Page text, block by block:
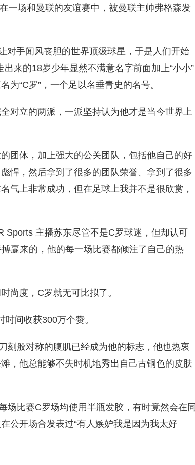
一场和曼联的友谊赛中，被曼联主帅弗格森发
对手闻风丧胆的世界顶级球星，于是人们开始
来的18岁少年显然不满意名字前面加上“小小”
为“C罗”，一个足以名垂青史的名号。
对立的两派，一派坚持认为他才是当今世界上
团体，加上强大的公关团队，包括他自己的好
悍，然后拿到了很多的团队荣誉、拿到了很多
气上非常成功，但在足球上我并不是很欣赏，
Sports 主播苏东尽管不是C罗球迷，但却认可
赢来的，他的每一场比赛都倾注了自己的热
尚度，C罗就无可比拟了。
间收获300万个赞。
刻般对称的腹肌已经成为他的标志，他也热衷
，他总能够不失时机地秀出自己古铜色的皮肤
场比赛C罗场均使用半瓶发胶，有时竟然会在同
公开场合发表过“有人嫉妒我是因为我太好